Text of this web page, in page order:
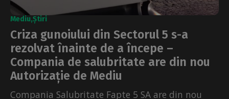
Mediu Știri
Criza gunoiului din Sectorul 5 s-a
rezolvat înainte de a începe –
Compania de salubritate are din nou
Autorizație de Mediu
Compania Salubritate Fapte 5 SA are din nou